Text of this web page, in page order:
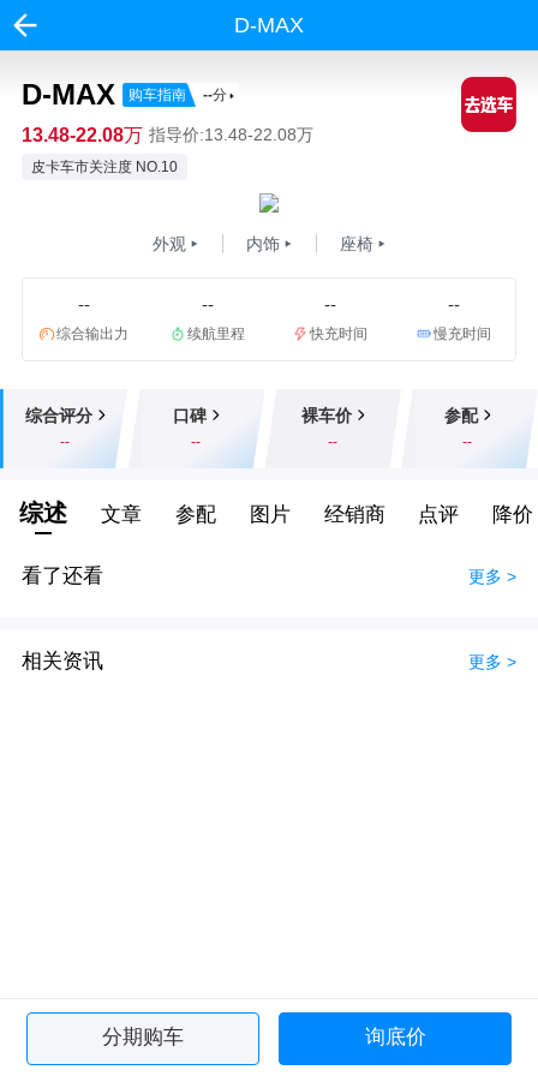
D-MAX
D-MAX 购车指南 --分
13.48-22.08万 指导价:13.48-22.08万
皮卡车市关注度 NO.10
外观 内饰 座椅
--
综合输出力
--
续航里程
--
快充时间
--
慢充时间
综合评分
--
口碑
--
裸车价
--
参配
--
综述 文章 参配 图片 经销商 点评 降价
看了还看 更多 >
相关资讯 更多 >
分期购车 询底价